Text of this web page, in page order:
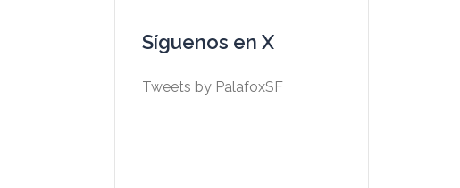
Síguenos en X
Tweets by PalafoxSF